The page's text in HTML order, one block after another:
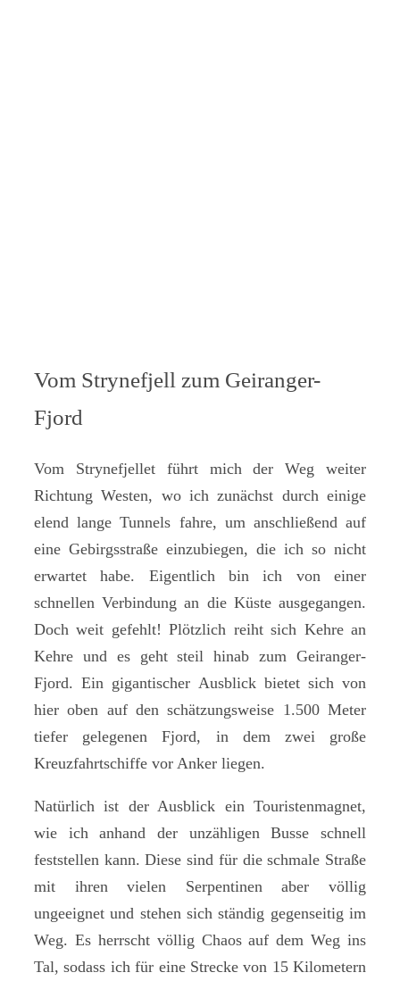
Vom Strynefjell zum Geiranger-
Fjord
Vom Strynefjellet führt mich der Weg weiter
Richtung Westen, wo ich zunächst durch einige
elend lange Tunnels fahre, um anschließend auf
eine Gebirgsstraße einzubiegen, die ich so nicht
erwartet habe. Eigentlich bin ich von einer
schnellen Verbindung an die Küste ausgegangen.
Doch weit gefehlt! Plötzlich reiht sich Kehre an
Kehre und es geht steil hinab zum Geiranger-
Fjord. Ein gigantischer Ausblick bietet sich von
hier oben auf den schätzungsweise 1.500 Meter
tiefer gelegenen Fjord, in dem zwei große
Kreuzfahrtschiffe vor Anker liegen.
Natürlich ist der Ausblick ein Touristenmagnet,
wie ich anhand der unzähligen Busse schnell
feststellen kann. Diese sind für die schmale Straße
mit ihren vielen Serpentinen aber völlig
ungeeignet und stehen sich ständig gegenseitig im
Weg. Es herrscht völlig Chaos auf dem Weg ins
Tal, sodass ich für eine Strecke von 15 Kilometern